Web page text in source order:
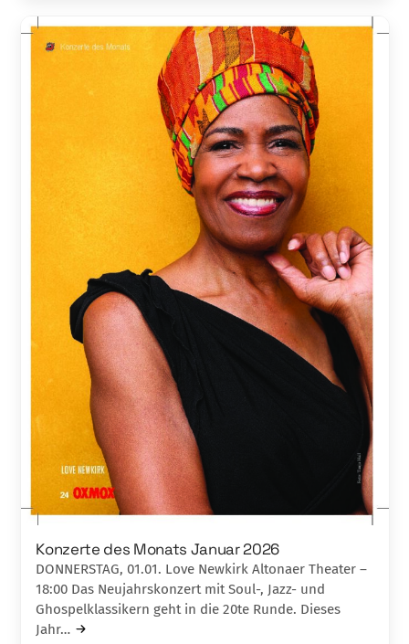
Konzerte des Monats Januar 2026
DONNERSTAG, 01.01. Love Newkirk Altonaer Theater –
18:00 Das Neujahrskonzert mit Soul-, Jazz- und
Ghospelklassikern geht in die 20te Runde. Dieses
Jahr…